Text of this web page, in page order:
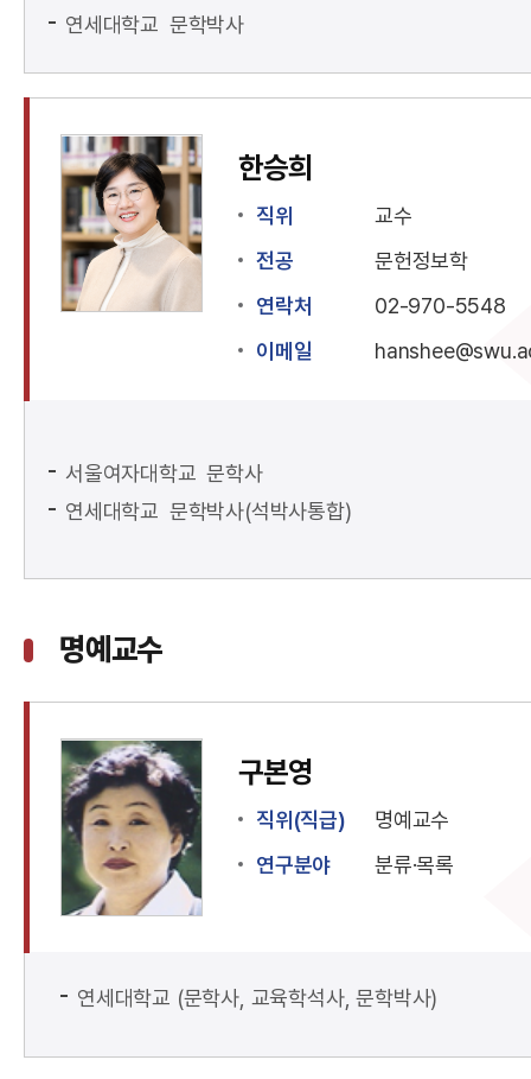
연세대학교 문학박사
한승희
직위
교수
전공
문헌정보학
연락처
02-970-5548
이메일
서울여자대학교 문학사
연세대학교 문학박사(석박사통합)
명예교수
구본영
직위(직급)
명예교수
연구분야
분류·목록
연세대학교 (문학사, 교육학석사, 문학박사)